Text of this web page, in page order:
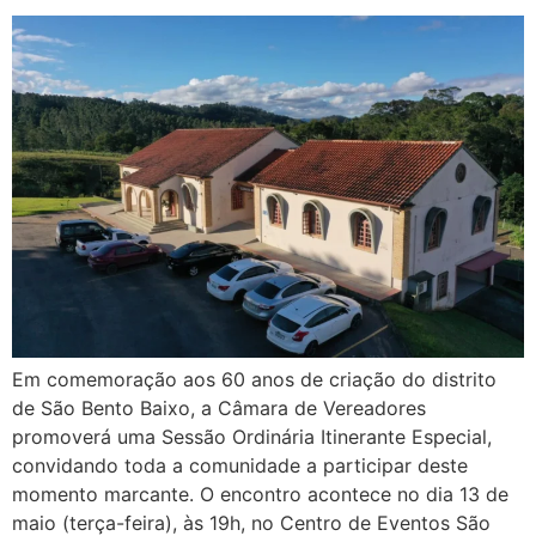
Em comemoração aos 60 anos de criação do distrito
de São Bento Baixo, a Câmara de Vereadores
promoverá uma Sessão Ordinária Itinerante Especial,
convidando toda a comunidade a participar deste
momento marcante. O encontro acontece no dia 13 de
maio (terça-feira), às 19h, no Centro de Eventos São